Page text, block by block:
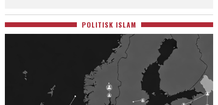
POLITISK ISLAM